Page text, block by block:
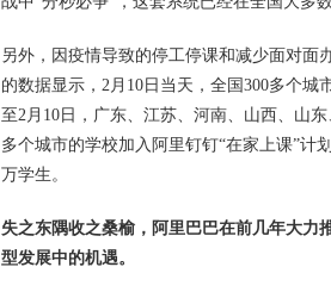
另外，因疫情导致的停工停课和减少面对面
的数据显示，2月10日当天，全国300多个城
至2月10日，广东、江苏、河南、山西、山
多个城市的学校加入阿里钉钉“在家上课”计
万学生。
失之东隅收之桑榆，阿里巴巴在前几年大力
型发展中的机遇。